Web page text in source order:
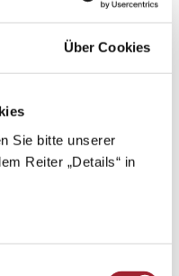
Über Cookies
Sie bitte unserer
Reiter „Details“ in